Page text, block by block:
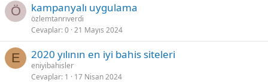
Ö kampanyalı uygulama
özlemtanrıverdi
Cevaplar 0 21 Mayıs 2024
E 2020 yılının en iyi bahis siteleri
eniyibahisler
Cevaplar 1 17 Nisan 2024